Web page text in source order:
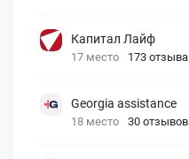
Капитал Лайф
17 место 173 отзыва
Georgia assistance
18 место 30 отзывов